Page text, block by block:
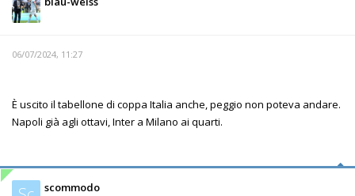
06/07/2024, 11:27
È uscito il tabellone di coppa Italia anche, peggio non poteva andare.
Napoli già agli ottavi, Inter a Milano ai quarti.
scommodo